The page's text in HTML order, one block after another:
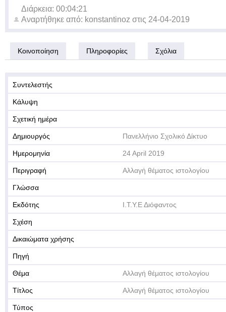
Διάρκεια: 00:04:21
Αναρτήθηκε από: konstantinoz στις 24-04-2019
Κοινοποίηση Πληροφορίες Σχόλια
Συντελεστής
Κάλυψη
Σχετική ημέρα
Δημιουργός Πανελλήνιο Σχολικό Δίκτυο
Ημερομηνία 24 April 2019
Περιγραφή Αλλαγή θέματος ιστολογίου
Γλώσσα
Εκδότης Ι.Τ.Υ.Ε Διόφαντος
Σχέση
Δικαιώματα χρήσης
Πηγή
Θέμα Αλλαγή θέματος ιστολογίου
Τίτλος Αλλαγή θέματος ιστολογίου
Τύπος